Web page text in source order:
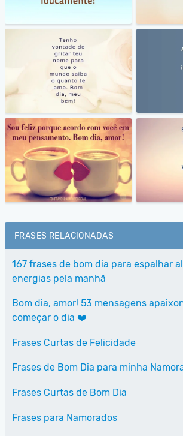
FRASES RELACIONADAS
167 frases de bom dia para espalhar
energias pela manhã
Bom dia, amor! 53 mensagens
começar o dia ❤️
Frases Curtas de Felicidade
Frases de Bom Dia para minha
Frases Curtas de Bom Dia
Frases para Namorados